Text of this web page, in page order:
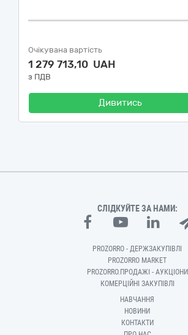
Очікувана вартість
1 279 713,10 UAH
з ПДВ
Дивитись
СЛІДКУЙТЕ ЗА НАМИ:
PROZORRO - ДЕРЖЗАКУПІВЛІ
PROZORRO MARKET
PROZORRO.ПРОДАЖІ - АУКЦІОНИ
КОМЕРЦІЙНІ ЗАКУПІВЛІ
НАВЧАННЯ
НОВИНИ
КОНТАКТИ